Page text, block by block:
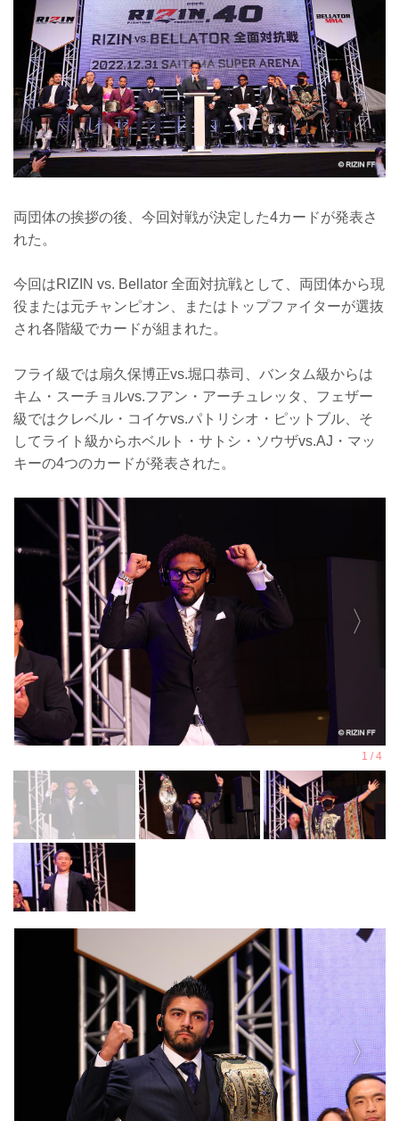
両団体の挨拶の後、今回対戦が決定した4カードが発表さ
れた。
今回はRIZIN vs. Bellator 全面対抗戦として、両団体から現
役または元チャンピオン、またはトップファイターが選抜
され各階級でカードが組まれた。
フライ級では扇久保博正vs.堀口恭司、バンタム級からは
キム・スーチョルvs.フアン・アーチュレッタ、フェザー
級ではクレベル・コイケvs.パトリシオ・ピットブル、そ
してライト級からホベルト・サトシ・ソウザvs.AJ・マッ
キーの4つのカードが発表された。